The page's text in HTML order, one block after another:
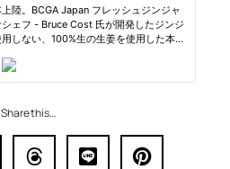
Share this…